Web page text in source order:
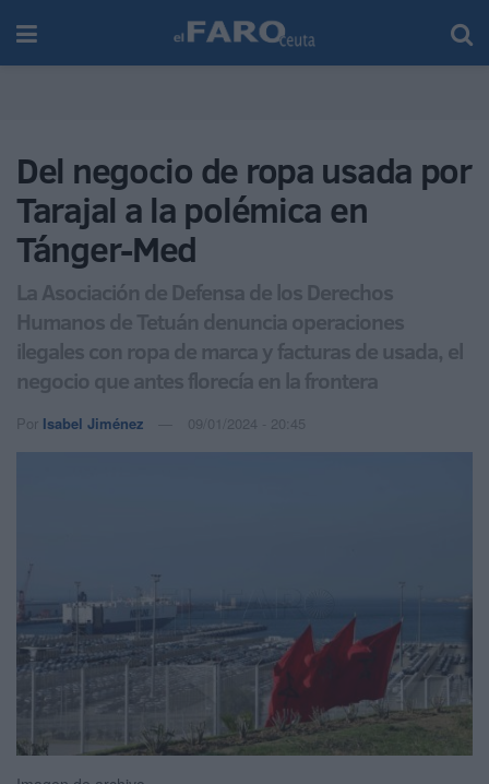
Del negocio de ropa usada por
Tarajal a la polémica en
Tánger-Med
La Asociación de Defensa de los Derechos
Humanos de Tetuán denuncia operaciones
ilegales con ropa de marca y facturas de usada, el
negocio que antes florecía en la frontera
Por Isabel Jiménez 09/01/2024 - 20:45